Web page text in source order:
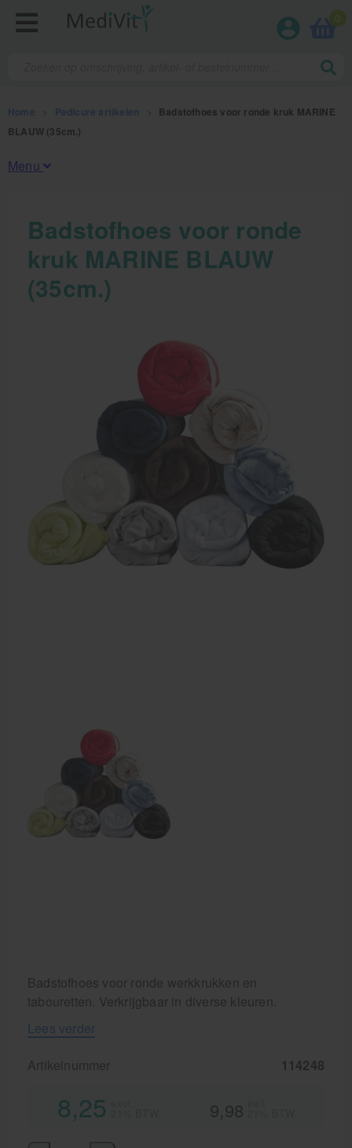
0
Home Pedicure artikelen
Badstofhoes voor ronde kruk MARINE
BLAUW (35cm.)
Menu
Fysiotherapieproducten
Verbruiksmaterialen
Massage
Pedicure artikelen
Voetverzorging
Praktijk benodigdheden
Behandelstoel elektrisch
Badstofhoes voor ronde
kruk MARINE BLAUW
(35cm.)
Badstofhoes voor ronde werkkrukken en
tabouretten. Verkrijgbaar in diverse kleuren.
Lees verder
Artikelnummer 114248
8,25 9,98